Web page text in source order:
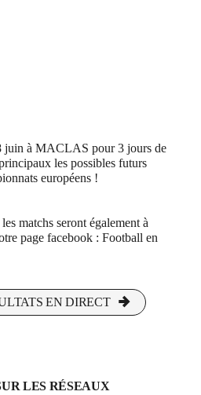
juin à MACLAS pour 3 jours de
les possibles futurs
européens !
matchs seront également à
page facebook : Football en
EN DIRECT
LES RÉSEAUX